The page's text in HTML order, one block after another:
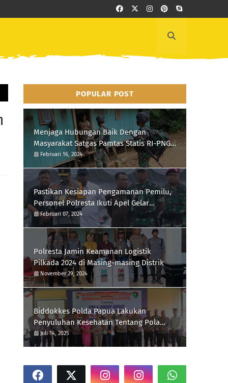
POPULAR POST
Menjaga Hubungan Baik Dengan
Masyarakat Satgas Pamtas Statis RI-PNG
Yonif 111/KB Melaksanakan Silaturrahmi
Februari 16, 2024
Pastikan Kesiapan Pengamanan Pemilu,
Personel Polresta Ikuti Apel Gelar
Pasukan Hari Ini
Februari 07, 2024
Polresta Jamin Keamanan Logistik
Pilkada 2024 di Masing-masing Distrik
November 29, 2024
Biddokkes Polda Papua Lakukan
Penyuluhan Kesehatan Tentang Pola
Hidup Sehat Di Polres Supiori
Juli 14, 2025